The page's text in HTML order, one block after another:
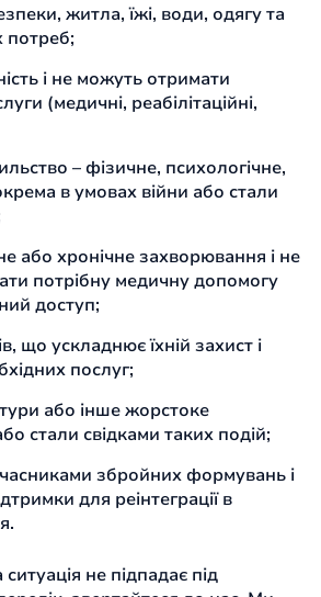
житла, їжі, води, одягу та
потреб;
і не можуть отримати
(медичні, реабілітаційні,
– фізичне, психологічне,
в умовах війни або стали
або хронічне захворювання і не
потрібну медичну допомогу
доступ;
що ускладнює їхній захист і
послуг;
або інше жорстоке
стали свідками таких подій;
збройних формувань і
для реінтеграції в
не підпадає під